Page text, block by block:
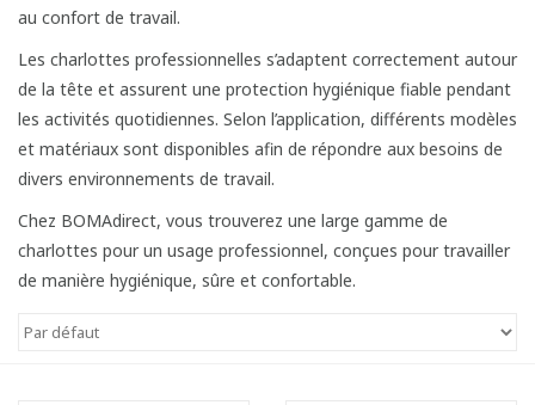
au confort de travail.
Les charlottes professionnelles s’adaptent correctement autour
de la tête et assurent une protection hygiénique fiable pendant
les activités quotidiennes. Selon l’application, différents modèles
et matériaux sont disponibles afin de répondre aux besoins de
divers environnements de travail.
Chez BOMAdirect, vous trouverez une large gamme de
charlottes pour un usage professionnel, conçues pour travailler
de manière hygiénique, sûre et confortable.